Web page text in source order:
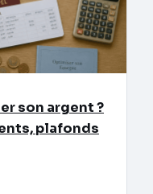
son argent ?
plafonds